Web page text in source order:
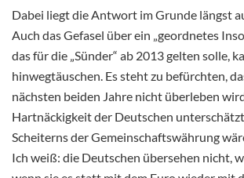
Dabei liegt die Antwort im Grunde längst
Auch das Gefasel über ein „geordnetes
das für die „Sünder“ ab 2013 gelten solle,
hinwegtäuschen. Es steht zu befürchten,
nächsten beiden Jahre nicht überleben
Hartnäckigkeit der Deutschen
Scheiterns der Gemeinschaftswährung
Ich weiß: die Deutschen übersehen nicht,